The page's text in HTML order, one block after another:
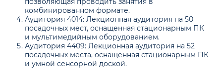
комбинированном формате.
Аудитория 4014: Лекционная аудитория на 50
посадочных мест, оснащенная стационарным ПК
и мультимедийным оборудованием.
Аудитория 4409: Лекционная аудитория на 52
посадочных места, оснащенная стационарным ПК
и умной сенсорной доской.